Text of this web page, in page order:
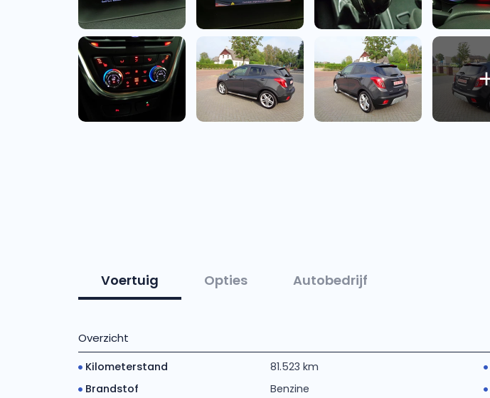
Voertuig Opties Autobedrijf
Overzicht
Kilometerstand 81.523 km
Brandstof
Benzine